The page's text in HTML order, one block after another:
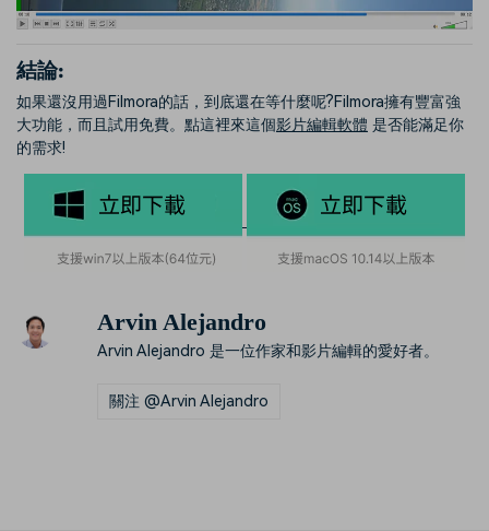
結論:
如果還沒用過Filmora的話，到底還在等什麼呢?Filmora擁有豐富強
大功能，而且試用免費。點這裡來這個影片編輯軟體 是否能滿足你
的需求!
Arvin Alejandro
Arvin Alejandro 是一位作家和影片編輯的愛好者。
關注 @Arvin Alejandro